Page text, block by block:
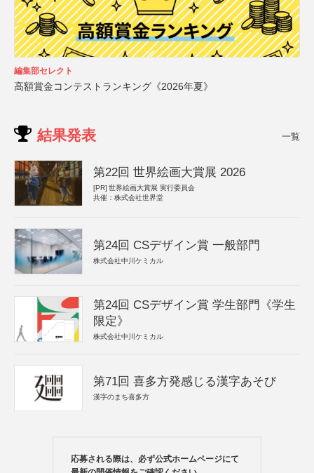
編集部セレクト
高額賞金コンテストランキング《2026年夏》
結果発表 一覧
第22回 世界絵画大賞展 2026
[PR] 世界絵画大賞展 実行委員会
共催：株式会社世界堂
第24回 CSデザイン賞 一般部門
株式会社中川ケミカル
第24回 CSデザイン賞 学生部門《学生
限定》
株式会社中川ケミカル
第71回 喜多方発感じる漢字あそび
漢字のまち喜多方
応募される際は、必ず公式ホームページにて